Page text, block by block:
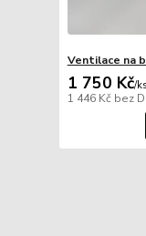
Ventilace na
1 750 Kč/ks
1 446 Kč bez